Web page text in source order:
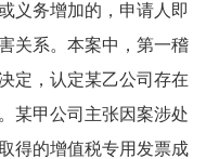
义务增加的，申请人即
关系。本案中，第一稽
定，认定某乙公司存在
某甲公司主张因案涉处
得的增值税专用发票成